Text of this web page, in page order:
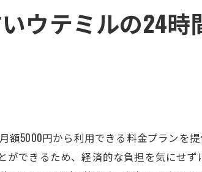
発送サービスの提供
帰りもOKウテミルのインドアゴルフス
ルに合った利用方法
のセキュリティ対策
ウテミルの24
額5000円から利用できる料金プランを
できるため、経済的な負担を気にせず